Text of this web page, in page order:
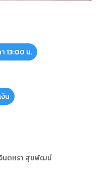
า 13:00 น.
น
นตหรา สุขพัฒน์